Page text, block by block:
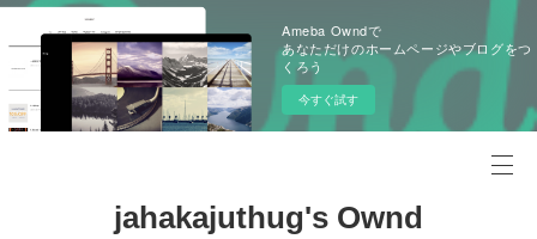
Ameba Owndで
あなただけのホームページやブログをつ
くろう
今すぐ試す
jahakajuthug's Ownd